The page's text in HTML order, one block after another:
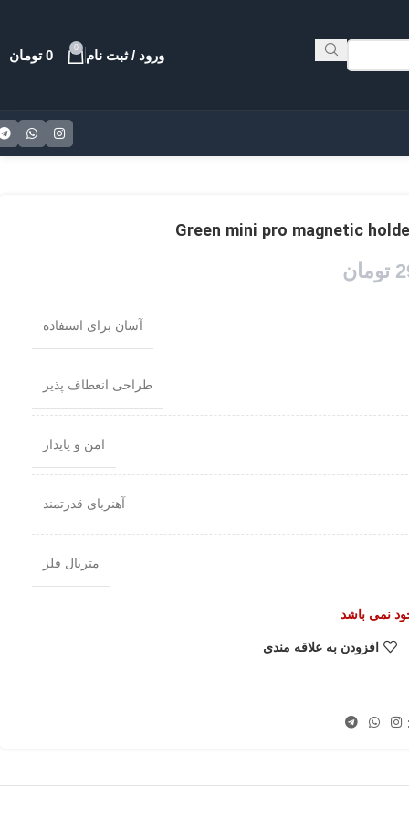
ورود / ثبت نام 0
0 تومان
تومان
آسان برای استفاده
طراحی انعطاف پذیر
امن و پایدار
آهنربای قدرتمند
متریال فلز
نمی باشد
افزودن به علاقه مندی